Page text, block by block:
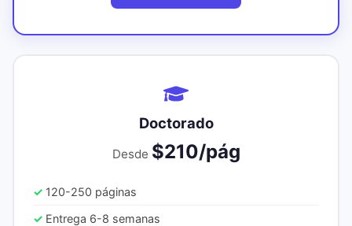
Doctorado
Desde $210/pág
120-250 páginas
Entrega 6-8 semanas